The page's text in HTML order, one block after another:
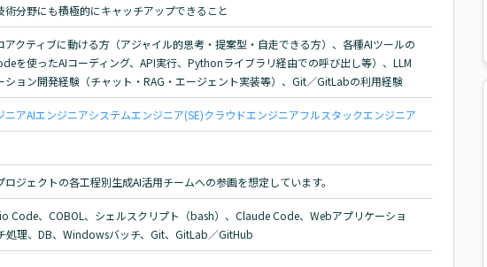
分野にも積極的にキャッチアップできること
クティブに動ける方（アジャイル的思考・提案型・自走できる方）、各種AIツールの
を使ったAIコーディング、API実行、Pythonライブラリ経由での呼び出し等）、LLM
ション開発経験（チャット・RAG・エージェント実装等）、Git／GitLabの利用経験
ニアAIエンジニアシステムエンジニア(SE)クラウドエンジニアフルスタックエンジニア
ジェクトの各工程別生成AI活用チームへの参画を想定しています。
Code、COBOL、シェルスクリプト（bash）、Claude Code、Webアプリケーショ
処理、DB、Windowsバッチ、Git、GitLab／GitHub